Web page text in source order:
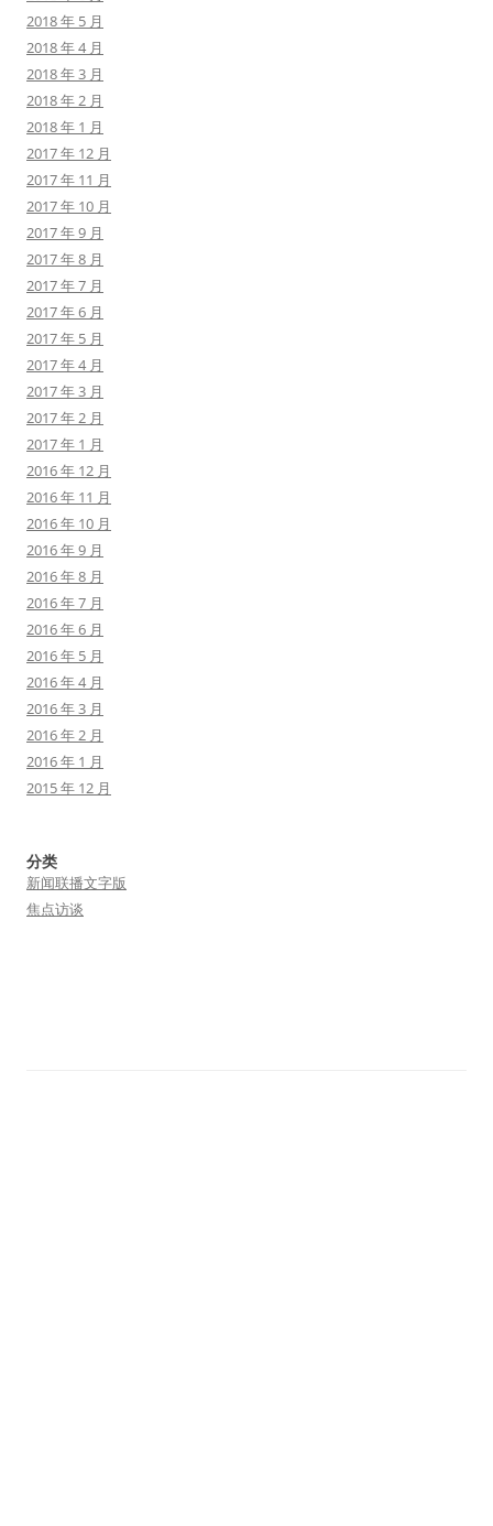
2018 年 5 月
2018 年 4 月
2018 年 3 月
2018 年 2 月
2018 年 1 月
2017 年 12 月
2017 年 11 月
2017 年 10 月
2017 年 9 月
2017 年 8 月
2017 年 7 月
2017 年 6 月
2017 年 5 月
2017 年 4 月
2017 年 3 月
2017 年 2 月
2017 年 1 月
2016 年 12 月
2016 年 11 月
2016 年 10 月
2016 年 9 月
2016 年 8 月
2016 年 7 月
2016 年 6 月
2016 年 5 月
2016 年 4 月
2016 年 3 月
2016 年 2 月
2016 年 1 月
2015 年 12 月
分类
新闻联播文字版
焦点访谈